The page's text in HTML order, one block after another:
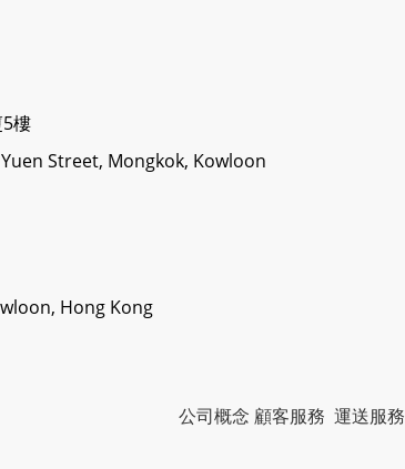
樓
Street, Mongkok, Kowloon
Hong Kong
公司概念 顧客服務 運送服務